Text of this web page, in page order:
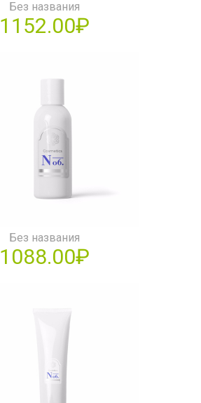
Без названия
1152.00₽
Без названия
1088.00₽